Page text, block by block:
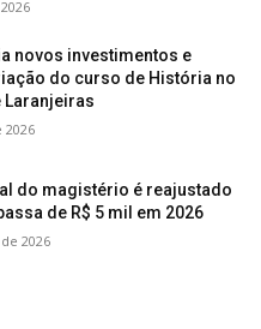
novos investimentos e
do curso de História no
Laranjeiras
2026
do magistério é reajustado
de R$ 5 mil em 2026
2026